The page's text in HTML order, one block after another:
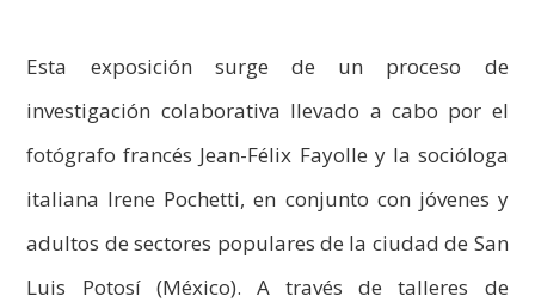
Esta exposición surge de un proceso de
investigación colaborativa llevado a cabo por el
fotógrafo francés Jean-Félix Fayolle y la socióloga
italiana Irene Pochetti, en conjunto con jóvenes y
adultos de sectores populares de la ciudad de San
Luis Potosí (México). A través de talleres de